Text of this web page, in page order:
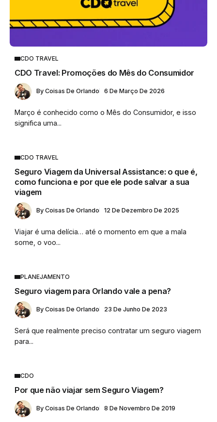
CDO TRAVEL
CDO Travel: Promoções do Mês do Consumidor
By Coisas De Orlando 6 De Março De 2026
Março é conhecido como o Mês do Consumidor, e isso
significa uma...
CDO TRAVEL
Seguro Viagem da Universal Assistance: o que é,
como funciona e por que ele pode salvar a sua
viagem
By Coisas De Orlando 12 De Dezembro De 2025
Viajar é uma delícia… até o momento em que a mala
some, o voo...
PLANEJAMENTO
Seguro viagem para Orlando vale a pena?
By Coisas De Orlando 23 De Junho De 2023
Será que realmente preciso contratar um seguro viagem
para...
CDO
Por que não viajar sem Seguro Viagem?
By Coisas De Orlando 8 De Novembro De 2019